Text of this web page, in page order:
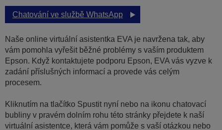
Chatování ve službě WhatsApp
Naše online virtuální asistentka EVA je navržena tak, aby
vám pomohla vyřešit běžné problémy s vaším produktem
Epson. Když kontaktujete podporu Epson, EVA vás vyzve k
zadání příslušných informací a provede vás celým
procesem.
Kliknutím na tlačítko Spustit nyní nebo na ikonu chatovací
bubliny v pravém dolním rohu této stránky přejdete k naší
virtuální asistentce, která vám pomůže s vaší otázkou nebo